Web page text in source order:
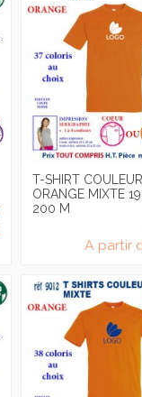
T-SHIRT COULEUR
ORANGE MIXTE
200 M
A partir